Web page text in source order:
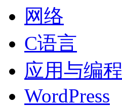
网络
C语言
应用与编程
WordPress